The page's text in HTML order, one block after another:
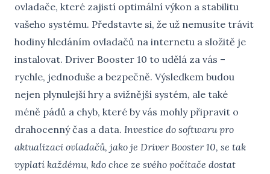
ovladače, které zajistí optimální výkon a stabilitu
vašeho systému. Představte si, že už nemusíte trávit
hodiny hledáním ovladačů na internetu a složitě je
instalovat. Driver Booster 10 to udělá za vás –
rychle, jednoduše a bezpečně. Výsledkem budou
nejen plynulejší hry a svižnější systém, ale také
méně pádů a chyb, které by vás mohly připravit o
drahocenný čas a data. Investice do softwaru pro
aktualizaci ovladačů, jako je Driver Booster 10, se tak
vyplatí každému, kdo chce ze svého počítače dostat